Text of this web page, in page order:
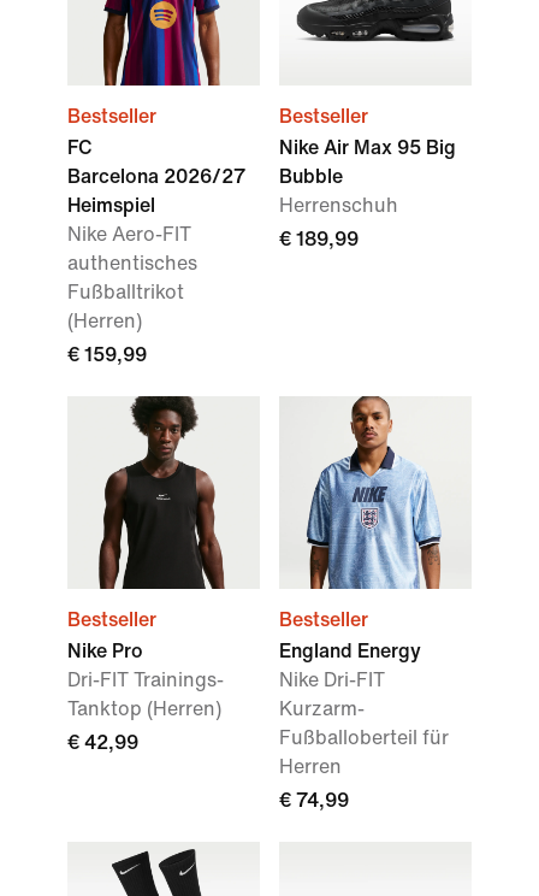
Bestseller
FC
Barcelona 2026/27
Heimspiel
Nike Aero-FIT
authentisches
Fußballtrikot
(Herren)
€ 159,99
Bestseller
Nike Air Max 95 Big
Bubble
Herrenschuh
€ 189,99
Bestseller
Nike Pro
Dri-FIT Trainings-
Tanktop (Herren)
€ 42,99
Bestseller
England Energy
Nike Dri-FIT
Kurzarm-
Fußballoberteil für
Herren
€ 74,99